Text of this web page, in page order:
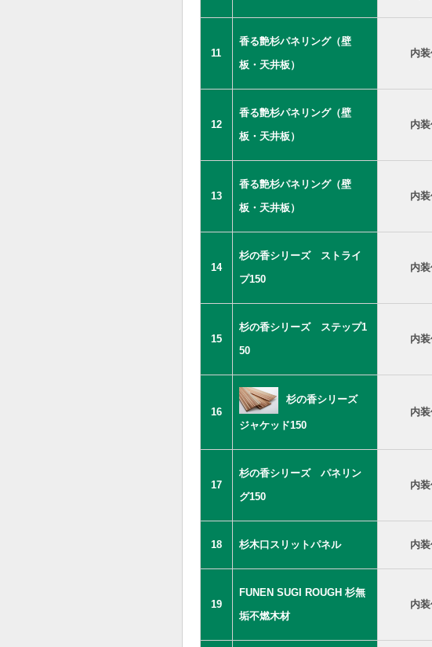
11
香る艶杉パネリング（壁
板・天井板）
内
12
香る艶杉パネリング（壁
板・天井板）
内
13
香る艶杉パネリング（壁
板・天井板）
内
14
杉の香シリーズ ストライ
プ150
内
15
杉の香シリーズ ステップ1
50
内
16
杉の香シリーズ
ジャケッド150
内
17
杉の香シリーズ パネリン
グ150
内
18 杉木口スリットパネル 内
19
FUNEN SUGI ROUGH 杉無
垢不燃木材
内